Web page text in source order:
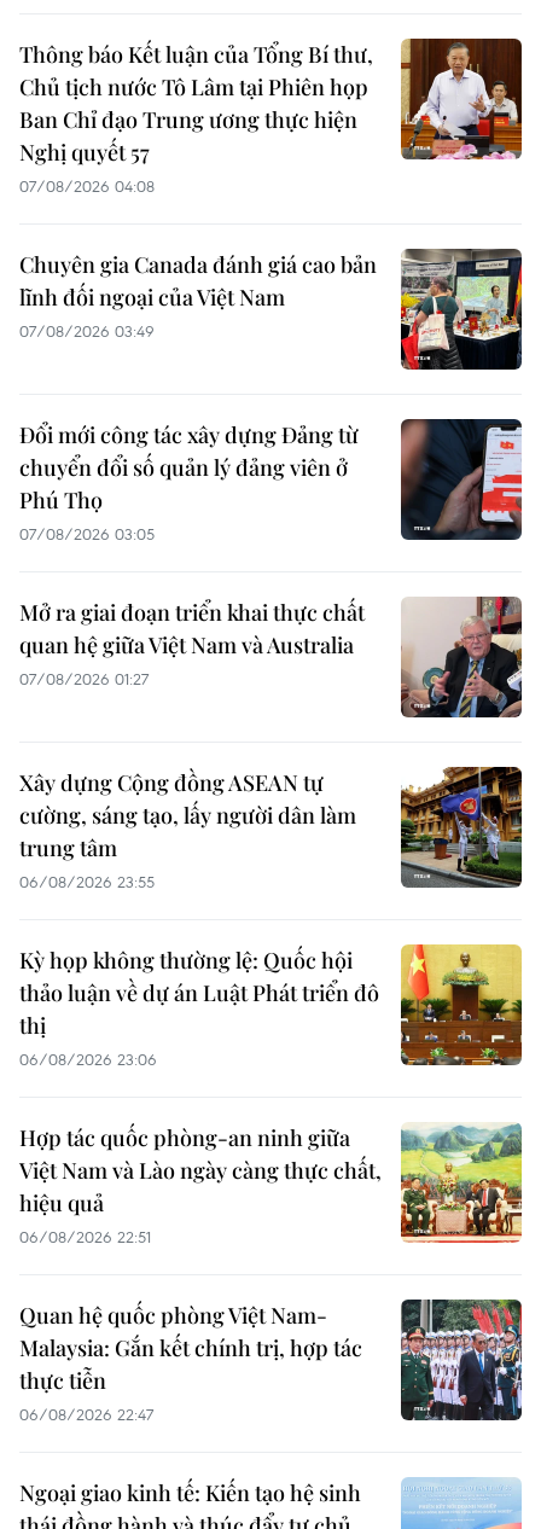
Thông báo Kết luận của Tổng Bí thư,
Chủ tịch nước Tô Lâm tại Phiên họp
Ban Chỉ đạo Trung ương thực hiện
Nghị quyết 57
07/08/2026 04:08
Chuyên gia Canada đánh giá cao bản
lĩnh đối ngoại của Việt Nam
07/08/2026 03:49
Đổi mới công tác xây dựng Đảng từ
chuyển đổi số quản lý đảng viên ở
Phú Thọ
07/08/2026 03:05
Mở ra giai đoạn triển khai thực chất
quan hệ giữa Việt Nam và Australia
07/08/2026 01:27
Xây dựng Cộng đồng ASEAN tự
cường, sáng tạo, lấy người dân làm
trung tâm
06/08/2026 23:55
Kỳ họp không thường lệ: Quốc hội
thảo luận về dự án Luật Phát triển đô
thị
06/08/2026 23:06
Hợp tác quốc phòng-an ninh giữa
Việt Nam và Lào ngày càng thực chất,
hiệu quả
06/08/2026 22:51
Quan hệ quốc phòng Việt Nam-
Malaysia: Gắn kết chính trị, hợp tác
thực tiễn
06/08/2026 22:47
Ngoại giao kinh tế: Kiến tạo hệ sinh